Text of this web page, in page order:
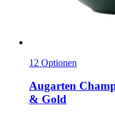
12 Optionen
Augarten
& Gold